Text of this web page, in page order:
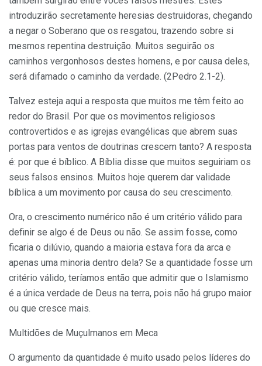
introduzirão secretamente heresias destruidoras, chegando
a negar o Soberano que os resgatou, trazendo sobre si
mesmos repentina destruição. Muitos seguirão os
caminhos vergonhosos destes homens, e por causa deles,
será difamado o caminho da verdade. (2Pedro 2.1-2).
Talvez esteja aqui a resposta que muitos me têm feito ao
redor do Brasil. Por que os movimentos religiosos
controvertidos e as igrejas evangélicas que abrem suas
portas para ventos de doutrinas crescem tanto? A resposta
é: por que é bíblico. A Bíblia disse que muitos seguiriam os
seus falsos ensinos. Muitos hoje querem dar validade
bíblica a um movimento por causa do seu crescimento.
Ora, o crescimento numérico não é um critério válido para
definir se algo é de Deus ou não. Se assim fosse, como
ficaria o dilúvio, quando a maioria estava fora da arca e
apenas uma minoria dentro dela? Se a quantidade fosse um
critério válido, teríamos então que admitir que o Islamismo
é a única verdade de Deus na terra, pois não há grupo maior
ou que cresce mais.
Multidões de Muçulmanos em Meca
O argumento da quantidade é muito usado pelos líderes do